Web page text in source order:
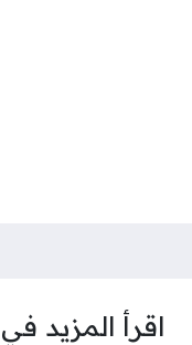
اقرأ المزيد في